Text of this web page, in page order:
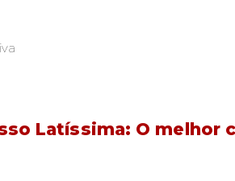
Latíssima: O melhor